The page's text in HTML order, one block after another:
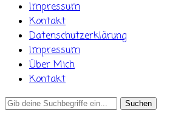
Impressum
Kontakt
Datenschutzerklärung
Impressum
Über Mich
Kontakt
Search